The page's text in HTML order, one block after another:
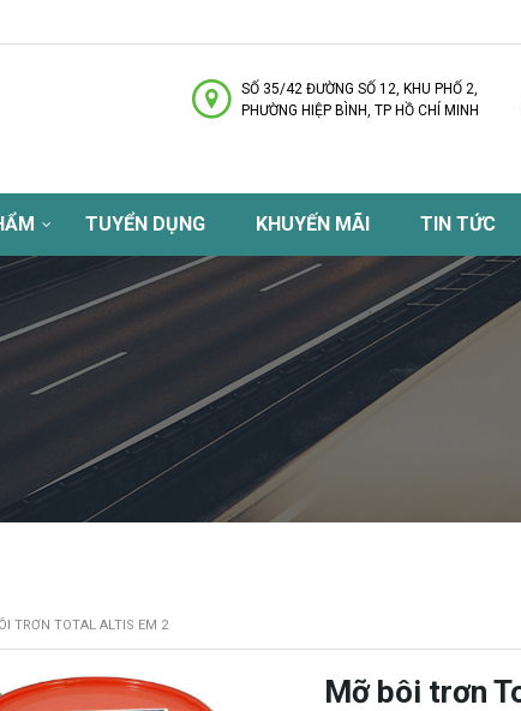
SỐ 35/42 ĐƯỜNG SỐ 12, KHU PHỐ 2,
PHƯỜNG HIỆP BÌNH, TP HỒ CHÍ MINH
TUYỂN DỤNG KHUYẾN MÃI TIN TỨC
TRƠN TOTAL ALTIS EM 2
Mỡ bôi trơn